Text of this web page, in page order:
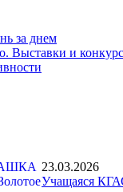
за днем
Выставки и
23.03.2026
Учащаяся